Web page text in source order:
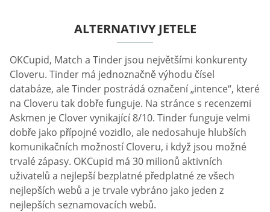
ALTERNATIVY JETELE
OKCupid, Match a Tinder jsou největšími konkurenty
Cloveru. Tinder má jednoznačně výhodu čísel
databáze, ale Tinder postrádá označení „intence“, které
na Cloveru tak dobře funguje. Na stránce s recenzemi
Askmen je Clover vynikající 8/10. Tinder funguje velmi
dobře jako přípojné vozidlo, ale nedosahuje hlubších
komunikačních možností Cloveru, i když jsou možné
trvalé zápasy. OKCupid má 30 milionů aktivních
uživatelů a nejlepší bezplatné předplatné ze všech
nejlepších webů a je trvale vybráno jako jeden z
nejlepších seznamovacích webů.